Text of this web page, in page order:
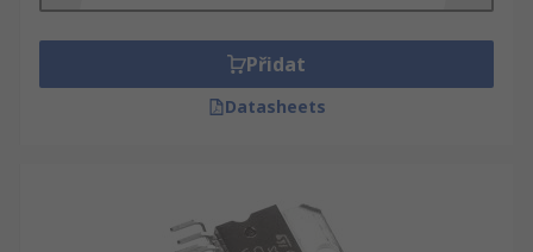
Přidat
Datasheets